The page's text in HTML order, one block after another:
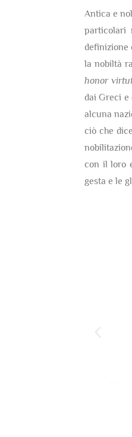
Antica e
particolari
definizione
la nobiltà
honor
dai Greci e
alcuna
ciò che
con il loro
gesta e le